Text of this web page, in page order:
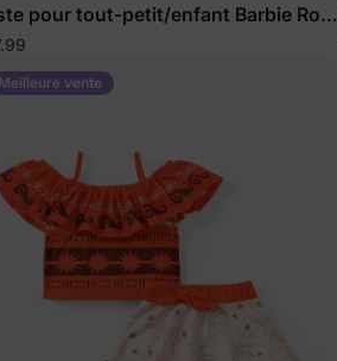
pour tout-petit/enfant Barbie Rose
Meilleure vente